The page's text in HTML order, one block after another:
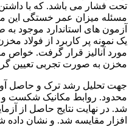
تحت فشار می باشد. که با
مسئله میزان عمر خستگی این
آزمون های استاندارد موجود
یک نمونه پر کاربرد از فولاد
مورد آنالیز قرار گرفت. خواص
مخزن به صورت تجربی تعیین
جهت تحلیل رشد ترک و حاصل
محدود. روابط مکانیک شکست و
شد. در نهایت نتایج حاصل از
افزار مقایسه شد. و نشان داده